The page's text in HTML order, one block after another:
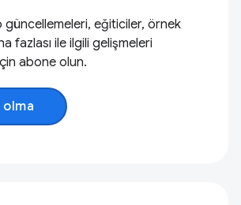
güncellemeleri, eğiticiler, örnek
fazlası ile ilgili gelişmeleri
abone olun.